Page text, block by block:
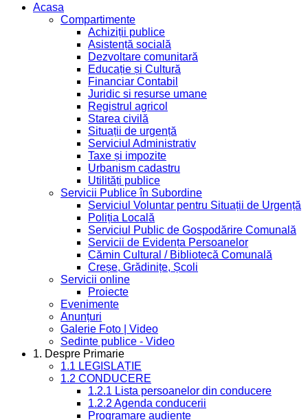
Acasa
Compartimente
Achiziții publice
Asistență socială
Dezvoltare comunitară
Educație și Cultură
Financiar Contabil
Juridic si resurse umane
Registrul agricol
Starea civilă
Situații de urgență
Serviciul Administrativ
Taxe și impozite
Urbanism cadastru
Utilități publice
Servicii Publice în Subordine
Serviciul Voluntar pentru Situații de Urgență
Poliția Locală
Serviciul Public de Gospodărire Comunală
Servicii de Evidența Persoanelor
Cămin Cultural / Bibliotecă Comunală
Creșe, Grădinițe, Școli
Servicii online
Proiecte
Evenimente
Anunțuri
Galerie Foto | Video
Sedinte publice - Video
1. Despre Primarie
1.1 LEGISLAȚIE
1.2 CONDUCERE
1.2.1 Lista persoanelor din conducere
1.2.2 Agenda conducerii
Programare audiențe